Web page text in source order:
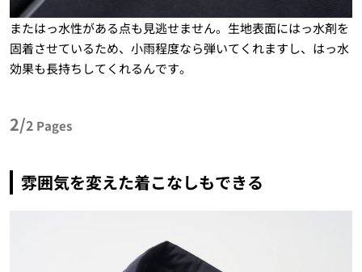
またはっ水性がある点も見逃せません。生地表面にはっ水剤を
固着させているため、小雨程度なら弾いてくれますし、はっ水
効果も長持ちしてくれるんです。
2/2 Pages
雰囲気を変えた着こなしもできる